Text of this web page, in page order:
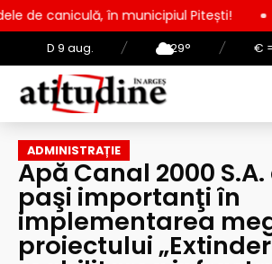
D 9 aug. / 29° / €
Pitești! Intrare
ADMINISTRAȚIE
Apă Canal 2000
paşi importanţi în
implementarea
proiectului